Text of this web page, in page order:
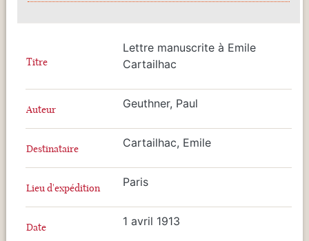
Titre
Lettre manuscrite à Emile
Cartailhac
Auteur Geuthner, Paul
Destinataire Cartailhac, Emile
Lieu d'expédition Paris
Date 1 avril 1913